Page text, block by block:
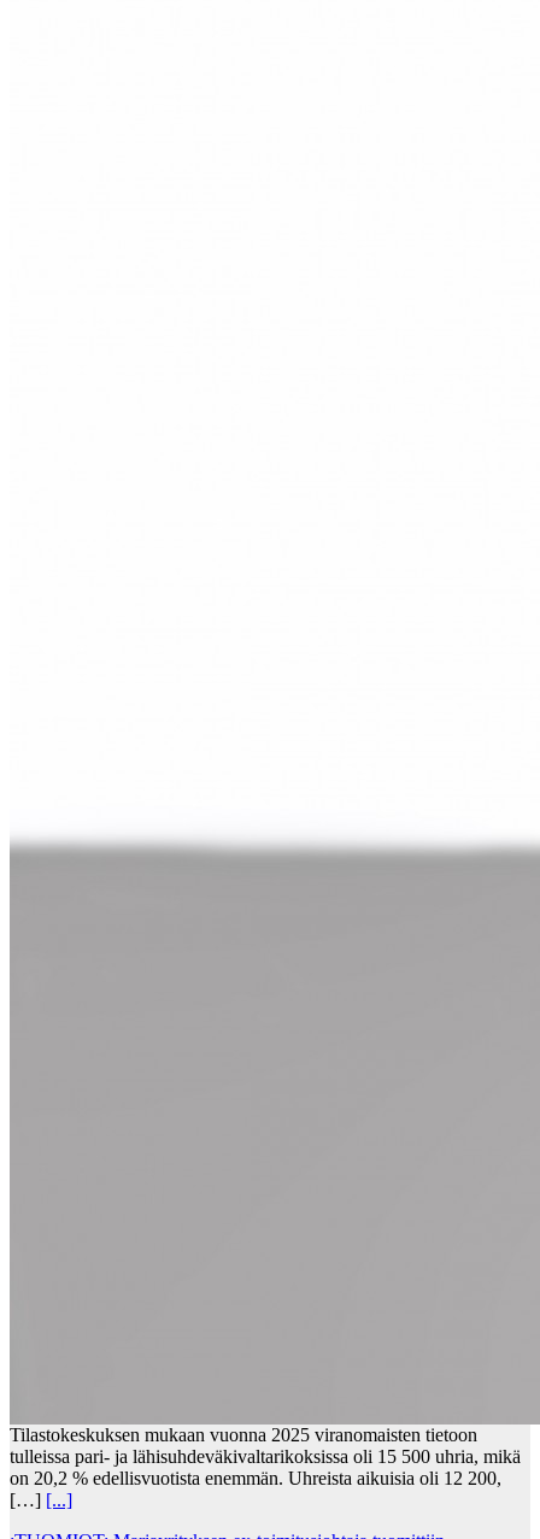
Tilastokeskuksen mukaan vuonna 2025 viranomaisten tietoon
tulleissa pari- ja lähisuhdeväkivaltarikoksissa oli 15 500 uhria, mikä
on 20,2 % edellisvuotista enemmän. Uhreista aikuisia oli 12 200,
[…] [...]